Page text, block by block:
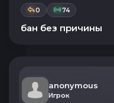
0 74
бан без причины
anonymous
Игрок